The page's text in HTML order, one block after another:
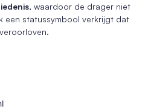
, waardoor de drager niet
een statussymbool verkrijgt dat